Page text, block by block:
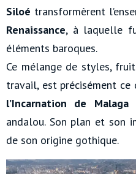
Siloé transformèrent
Renaissance, à laquelle
éléments baroques.
Ce mélange de styles,
travail, est précisément
l’Incarnation de Malaga
andalou. Son plan et son
de son origine gothique.